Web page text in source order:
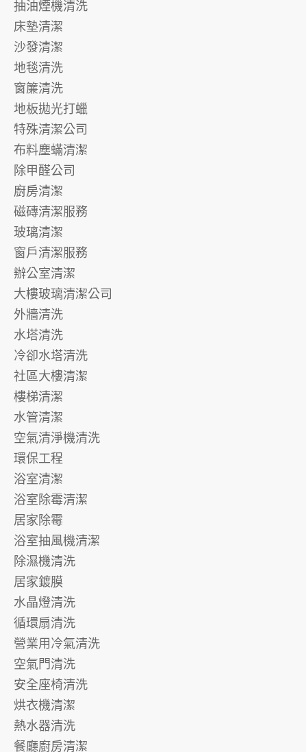
抽油煙機清洗
床墊清潔
沙發清潔
地毯清洗
窗簾清洗
地板拋光打蠟
特殊清潔公司
布料塵蟎清潔
除甲醛公司
廚房清潔
磁磚清潔服務
玻璃清潔
窗戶清潔服務
辦公室清潔
大樓玻璃清潔公司
外牆清洗
水塔清洗
冷卻水塔清洗
社區大樓清潔
樓梯清潔
水管清潔
空氣清淨機清洗
環保工程
浴室清潔
浴室除霉清潔
居家除霉
浴室抽風機清潔
除濕機清洗
居家鍍膜
水晶燈清洗
循環扇清洗
營業用冷氣清洗
空氣門清洗
安全座椅清洗
烘衣機清潔
熱水器清洗
餐廳廚房清潔